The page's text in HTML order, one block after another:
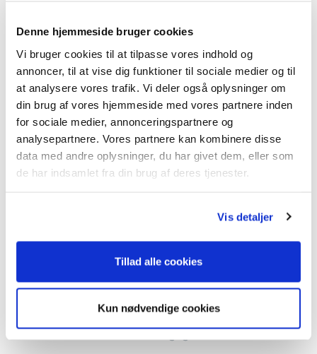
Denne hjemmeside bruger cookies
Vi bruger cookies til at tilpasse vores indhold og
annoncer, til at vise dig funktioner til sociale medier og til
at analysere vores trafik. Vi deler også oplysninger om
din brug af vores hjemmeside med vores partnere inden
for sociale medier, annonceringspartnere og
analysepartnere. Vores partnere kan kombinere disse
data med andre oplysninger, du har givet dem, eller som
de har indsamlet fra din brug af deres tjenester.
Vis detaljer
Tillad alle cookies
Kun nødvendige cookies
Månedlige one-2-ones, hvor medarbejderne har
mulighed for at vende udfordringer, både fagligt og
personligt, med nærmeste leder.
Måde 7
Ice-breakers på 5-10 minutter, som har til formål at
bryde isen og ryste medarbejderne sammen i løbet
Måde 8
af arbejdsdagen, som f.eks. at arbejde stående to